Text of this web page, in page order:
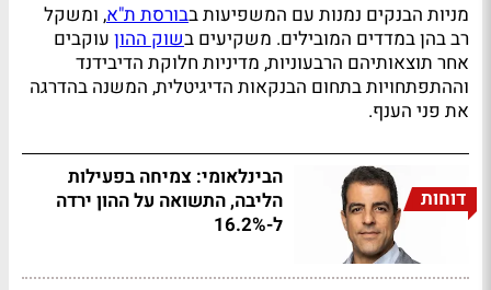
מניות הבנקים נמנות עם המשפיעות בבורסת ת"א, ומשקל
רב בהן במדדים המובילים. משקיעים בשוק ההון עוקבים
אחר תוצאותיהם הרבעוניות, מדיניות חלוקת הדיבידנד
וההתפתחויות בתחום הבנקאות הדיגיטלית, המשנה בהדרגה
את פני הענף.
דוחות
הבינלאומי: צמיחה בפעילות
הליבה, התשואה על ההון ירדה
ל-16.2%